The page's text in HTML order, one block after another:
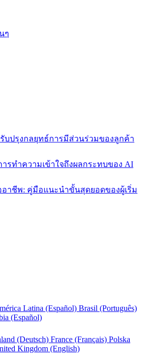
ๆ
บปรุงกลยุทธ์การมีส่วนร่วมของลูกค้า
รทำความเข้าใจถึงผลกระทบของ AI
อาชีพ: คู่มือแนะนำขั้นสุดยอดของผู้เริ่ม
Latina (Español) Brasil (Português)
(Español)
(Deutsch) France (Français) Polska
Kingdom (English)